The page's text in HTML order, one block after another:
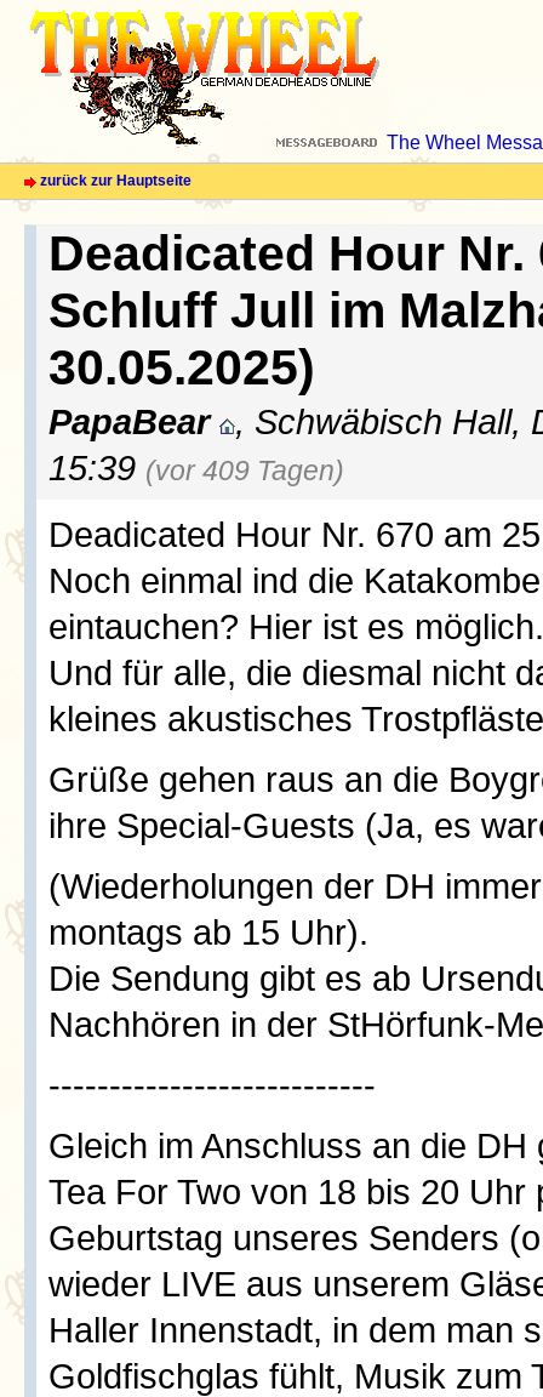
The Wheel
zurück zur Hauptseite
Deadicated Hour Nr.
Schluff Jull im
30.05.2025)
PapaBear
, Schwäbisch Hall,
15:39 (vor 409 Tagen)
Deadicated Hour Nr. 670 am
Noch einmal ind die
eintauchen? Hier ist es möglich.
Und für alle, die diesmal nicht
kleines akustisches
Grüße gehen raus an die
ihre Special-Guests (Ja, es
(Wiederholungen der DH
montags ab 15 Uhr).
Die Sendung gibt es ab
Nachhören in der StHörfunk-
---------------------------
Gleich im Anschluss an die
Tea For Two von 18 bis 20 Uhr
Geburtstag unseres Senders
wieder LIVE aus unserem
Haller Innenstadt, in dem man
Goldfischglas fühlt, Musik zum